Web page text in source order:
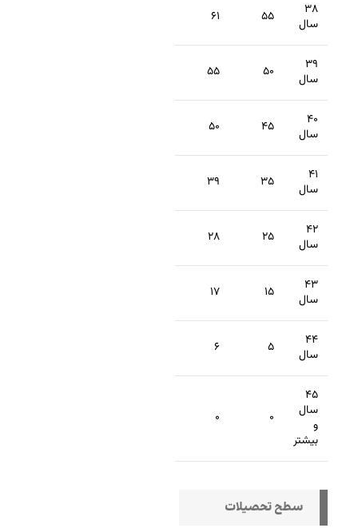
۳۸
سال
۵۵ ۶۱
۳۹
سال
۵۰ ۵۵
۴۰
سال
۴۵ ۵۰
۴۱
سال
۳۵ ۳۹
۴۲
سال
۲۵ ۲۸
۴۳
سال
۱۵ ۱۷
۴۴
سال
۵ ۶
۴۵
سال
و
بیشتر
۰ ۰
سطح تحصیلات